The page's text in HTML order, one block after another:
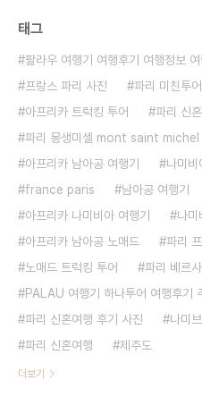
태그
팔라우 여행기 여행후기 여행정보 여
프랑스 파리 사진
파리 미친투
아프리카 트럭킹 투어
파리 신
파리 몽생미셸 mont saint michel
아프리카 남아공 여행기
나미비
france paris
남아공 여행기
아프리카 나미비아 여행기
나미
아프리카 남아공 노매드
파리
노매드 트럭킹 투어
파리 베르
PALAU 여행기 하나투어 여행후기
파리 신혼여행 후기 사진
나미
파리 신혼여행
제주도
더보기